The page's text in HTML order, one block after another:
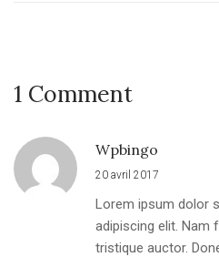
1 Comment
Wpbingo
20 avril 2017
Lorem ipsum dolor
adipiscing elit. Nam
tristique auctor.